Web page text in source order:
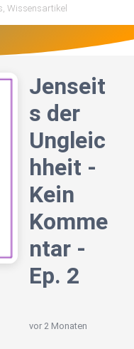
Jenseit
s der
Ungleic
hheit -
Kein
Komme
ntar -
Ep. 2
vor 2 Monaten